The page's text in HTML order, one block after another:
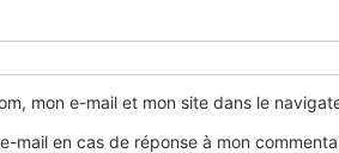
mon e-mail et mon site dans le
mail en cas de réponse à mon